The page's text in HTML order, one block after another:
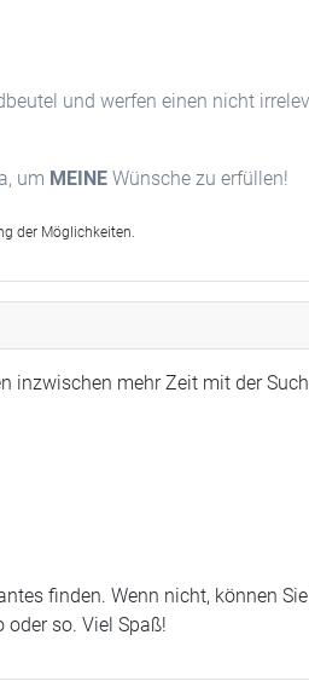
und werfen einen nicht
um MEINE Wünsche zu erfüllen!
der Möglichkeiten.
inzwischen mehr Zeit mit der
finden. Wenn nicht, können
oder so. Viel Spaß!